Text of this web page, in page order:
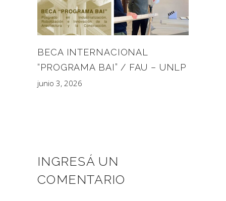
BECA INTERNACIONAL
“PROGRAMA BAI” / FAU – UNLP
junio 3, 2026
INGRESÁ UN
COMENTARIO